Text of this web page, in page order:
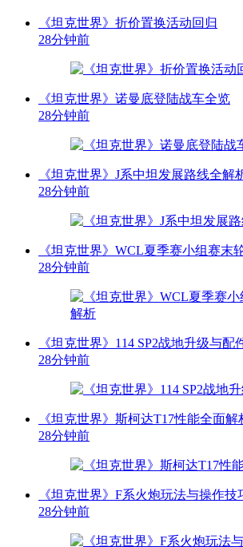
《坦克世界》折价置换活动回归
28分钟前
《坦克世界》诺曼底登陆战车全览
28分钟前
《坦克世界》J系中坦发展路线全解
28分钟前
《坦克世界》WCL夏季赛小组赛末
28分钟前
《坦克世界》114 SP2战地升级与配
28分钟前
《坦克世界》斯柯达T17性能全面解
28分钟前
《坦克世界》F系火炮玩法与操作技
28分钟前